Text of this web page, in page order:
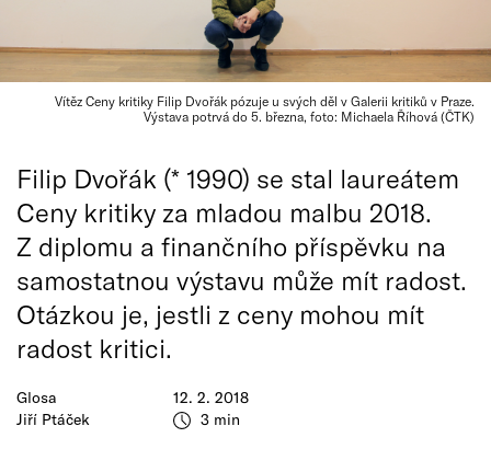
Vítěz Ceny kritiky Filip Dvořák pózuje u svých děl v Galerii kritiků v Praze.
Výstava potrvá do 5. března, foto: Michaela Říhová (ČTK)
Glosa
Jiří Ptáček
12. 2. 2018
3 min
Filip Dvořák (* 1990) se stal laureátem
Ceny kritiky za mladou malbu 2018.
Z diplomu a finančního příspěvku na
samostatnou výstavu může mít radost.
Otázkou je, jestli z ceny mohou mít
radost kritici.